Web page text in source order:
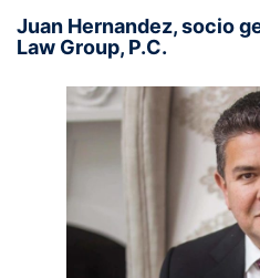
Juan Hernandez, socio
Law Group, P.C.